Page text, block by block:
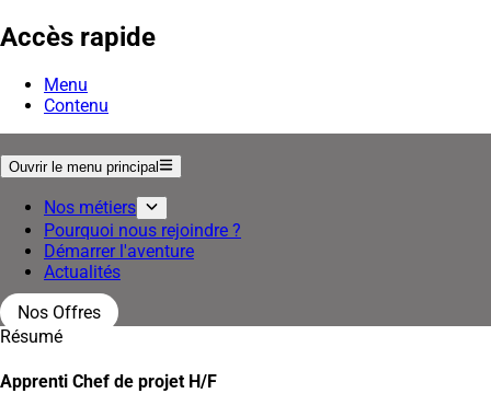
Accès rapide
Menu
Contenu
Ouvrir le menu principal
Nos métiers
Pourquoi nous rejoindre ?
Démarrer l'aventure
Actualités
Nos Offres
Résumé
Apprenti Chef de projet H/F